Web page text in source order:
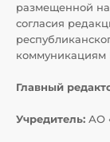
размещенной на
согласия
коммуникациям
Главный
Учредитель: АО